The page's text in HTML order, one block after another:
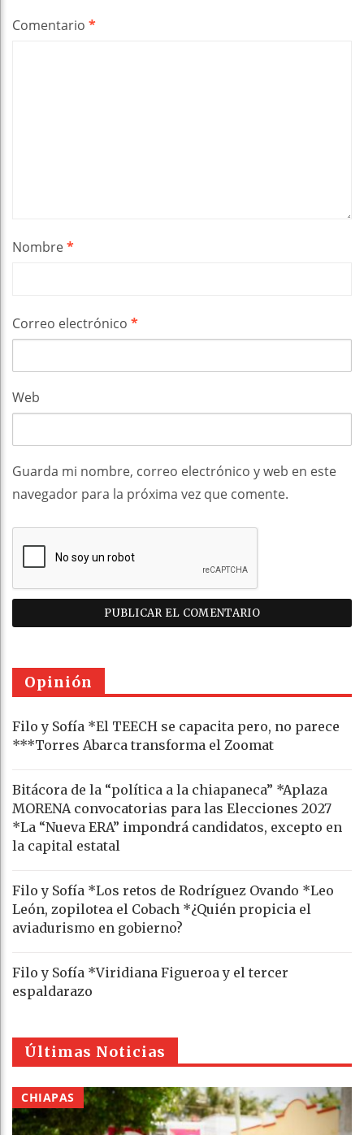
Comentario *
Nombre*
Correo electrónico *
Web
Guarda mi nombre, correo electrónico y web en este
navegador para la próxima vez que comente.
Opinión
Filo y Sofía *El TEECH se capacita pero, no parece
***Torres Abarca transforma el Zoomat
Bitácora de la “política a la chiapaneca” *Aplaza
MORENA convocatorias para las Elecciones 2027
*La “Nueva ERA” impondrá candidatos, excepto en
la capital estatal
Filo y Sofía *Los retos de Rodríguez Ovando *Leo
León, zopilotea el Cobach *¿Quién propicia el
aviadurismo en gobierno?
Filo y Sofía *Viridiana Figueroa y el tercer
espaldarazo
Últimas Noticias
CHIAPAS